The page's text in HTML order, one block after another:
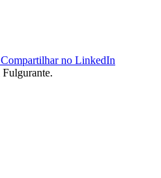
Compartilhar no LinkedIn